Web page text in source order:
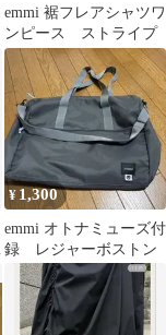
emmi 裾フレアシャツワ
ンピース ストライプ
¥ 1,300
emmi オトナミューズ付
録 レジャーボストン